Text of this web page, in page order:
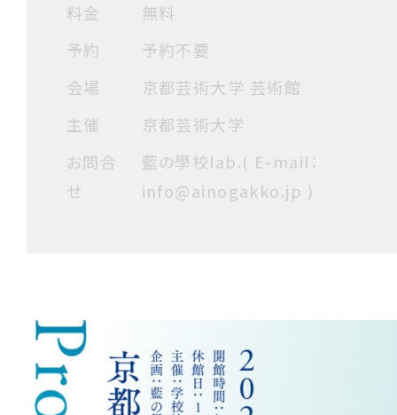
料金
無料
予約
予約不要
会場
京都芸術大学 芸術館
主催
京都芸術大学
お問合
せ
藍の學校lab.( E-mail：
info@ainogakko.jp )